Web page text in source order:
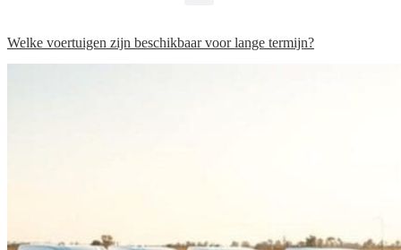
Welke voertuigen zijn beschikbaar voor lange termijn?